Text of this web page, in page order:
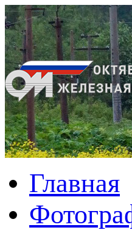
Главная